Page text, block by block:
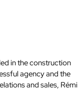
in the construction
agency and the
and sales, Rémi